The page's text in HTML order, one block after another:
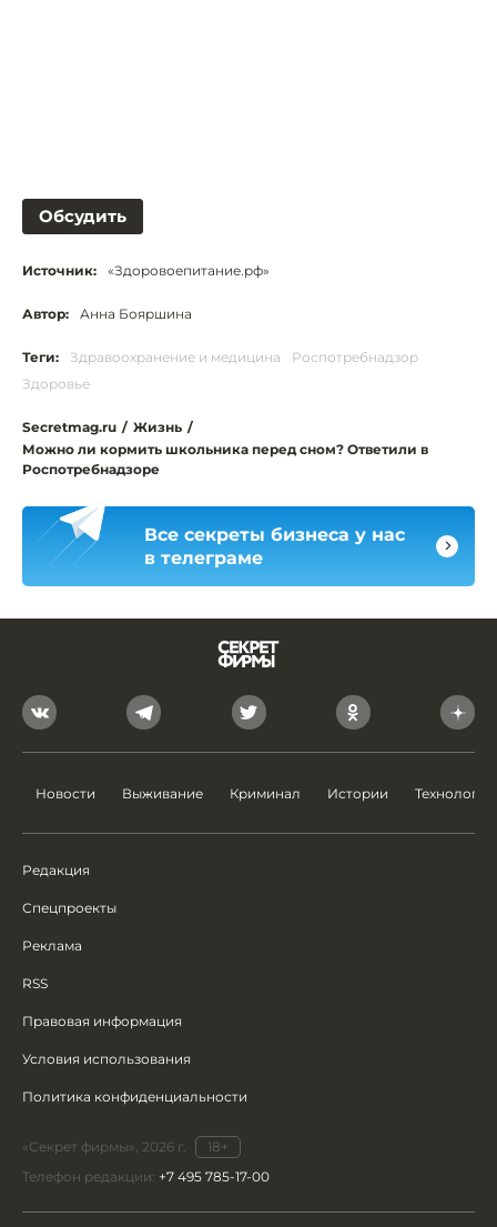
Обсудить
Источник: «Здоровоепитание.рф»
Автор: Анна Бояршина
Теги: Здравоохранение и медицина
Роспотребнадзор
Здоровье
Secretmag.ru / Жизнь /
Можно ли кормить школьника перед сном? Ответили в
Роспотребнадзоре
Все секреты бизнеса у нас
в телеграме
Новости Выживание Криминал Истории Технологии
Редакция
Спецпроекты
Реклама
RSS
Правовая информация
Условия использования
Политика конфиденциальности
«Секрет фирмы», 2026 г.
18+
Телефон редакции: +7 495 785-17-00